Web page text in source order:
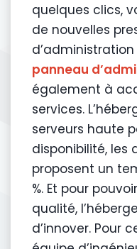
quelques clics,
de nouvelles
panneau
également à
services.
serveurs haute
disponibilité, les
proposent un
%. Et pour
qualité,
d’innover. Pour